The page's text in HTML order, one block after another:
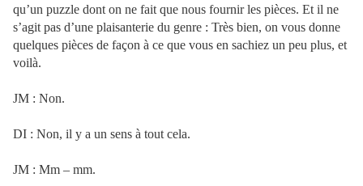
qu’un puzzle dont on ne fait que nous fournir les pièces. Et il ne
s’agit pas d’une plaisanterie du genre : Très bien, on vous donne
quelques pièces de façon à ce que vous en sachiez un peu plus, et
voilà.
JM : Non.
DI : Non, il y a un sens à tout cela.
JM : Mm – mm.